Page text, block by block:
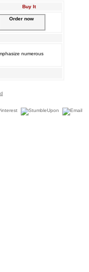
Buy It
Order now
numerous